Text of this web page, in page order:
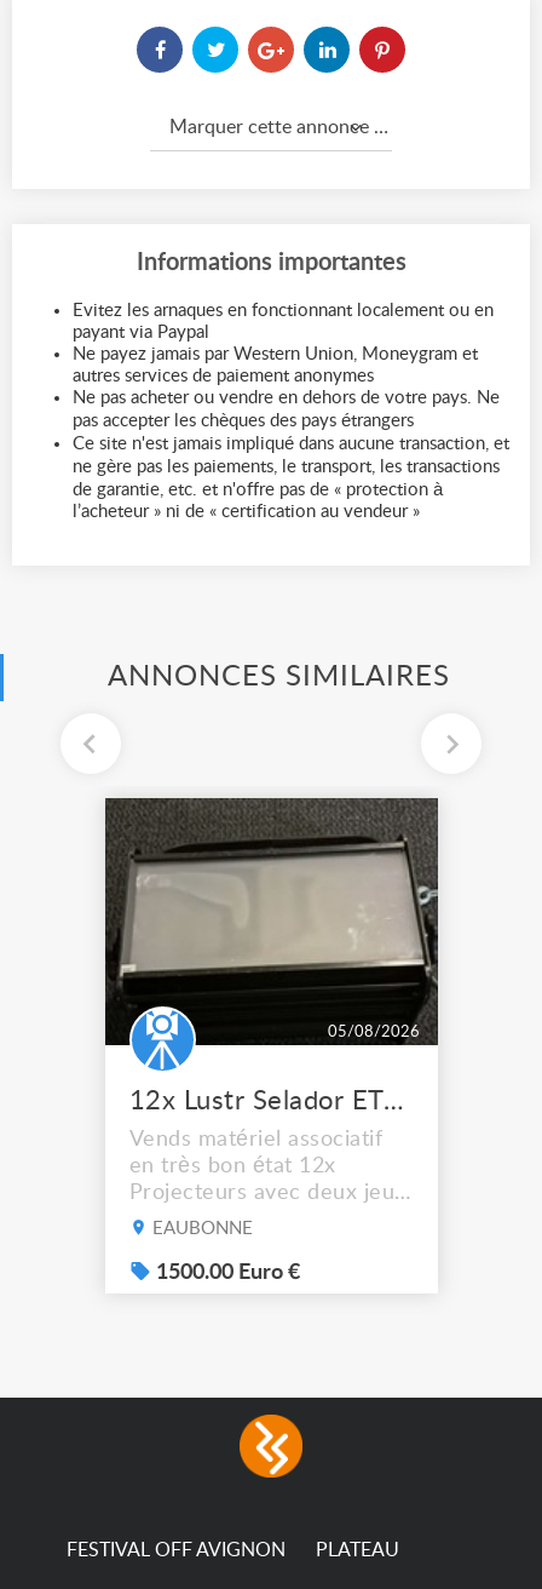
Marquer cette annonce comme...
Informations importantes
Evitez les arnaques en fonctionnant localement ou en
payant via Paypal
Ne payez jamais par Western Union, Moneygram et
autres services de paiement anonymes
Ne pas acheter ou vendre en dehors de votre pays. Ne
pas accepter les chèques des pays étrangers
Ce site n'est jamais impliqué dans aucune transaction, et
ne gère pas les paiements, le transport, les transactions
de garantie, etc. et n'offre pas de « protection à
l’acheteur » ni de « certification au vendeur »
ANNONCES SIMILAIRES
05/08/2026
12x Lustr Selador ETC Led 7x colors filtres
Vends matériel associatif
en très bon état 12x
Projecteurs avec deux jeux
de filtre filtre Lustr Selador
system – seven colour
LEDs providing the
consumption The
permanence of a 50,000-
EAUBONNE
1500.00 Euro €
FESTIVAL OFF AVIGNON PLATEAU